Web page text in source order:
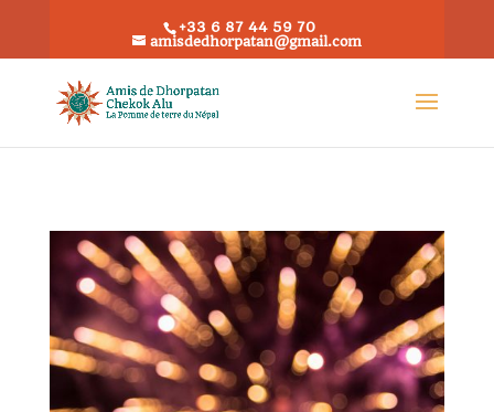
+33 6 87 44 59 70
amisdedhorpatan@gmail.com